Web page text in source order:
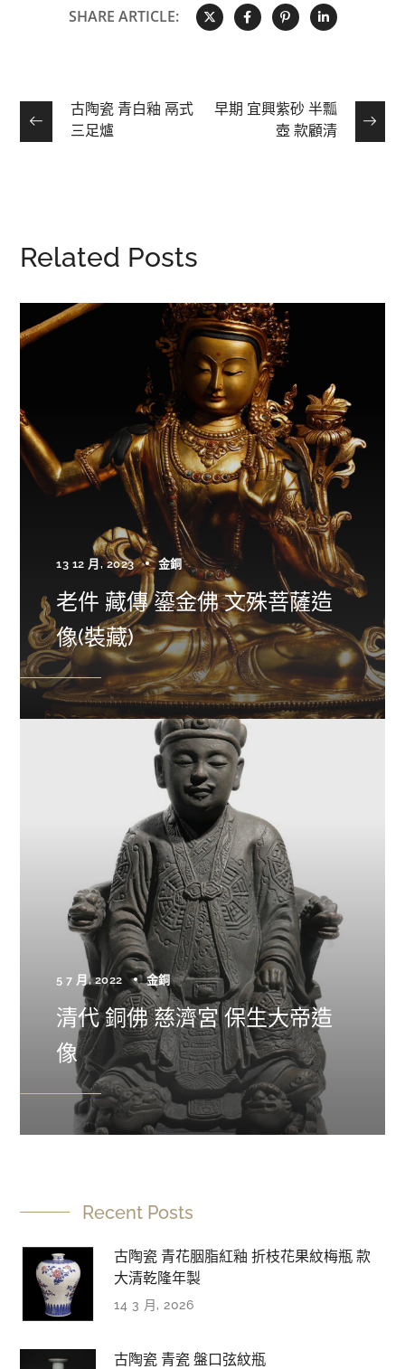
SHARE ARTICLE:
古陶瓷 青白釉 鬲式
三足爐
早期 宜興紫砂 半瓢
壺 款顧清
Related Posts
13 12 月, 2023 金銅
老件 藏傳 鎏金佛 文殊菩薩造
像(裝藏)
5 7 月, 2022 金銅
清代 銅佛 慈濟宮 保生大帝造
像
Recent Posts
古陶瓷 青花胭脂紅釉 折枝花果紋梅瓶 款
大清乾隆年製
14 3 月, 2026
古陶瓷 青瓷 盤口弦紋瓶